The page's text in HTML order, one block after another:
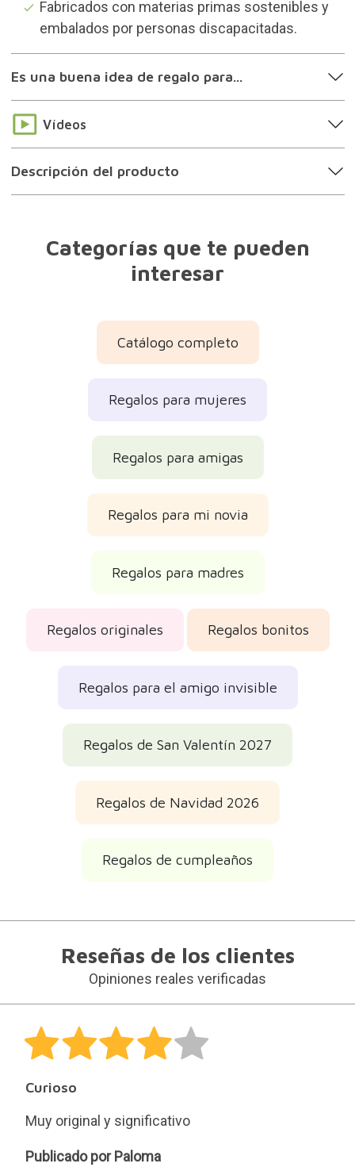
Fabricados con materias primas sostenibles y
embalados por personas discapacitadas.
Es una buena idea de regalo para...
Vídeos
Descripción del producto
Categorías que te pueden
interesar
Catálogo completo
Regalos para mujeres
Regalos para amigas
Regalos para mi novia
Regalos para madres
Regalos originales Regalos bonitos
Regalos para el amigo invisible
Regalos de San Valentín 2027
Regalos de Navidad 2026
Regalos de cumpleaños
Reseñas de los clientes
Opiniones reales verificadas
Curioso
Muy original y significativo
Paloma
Publicado por Paloma